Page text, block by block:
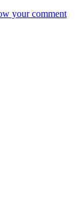
your comment